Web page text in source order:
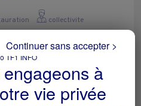
collectivite
à
vie privée
Continuer sans accepter >